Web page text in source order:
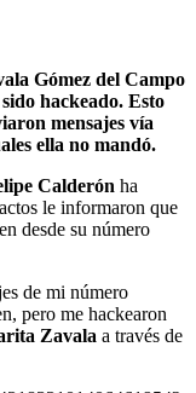
Gómez del Campo
hackeado. Esto
mensajes vía
ella no mandó.
Calderón ha
le informaron que
desde su número
de mi número
pero me hackearon
Zavala a través de